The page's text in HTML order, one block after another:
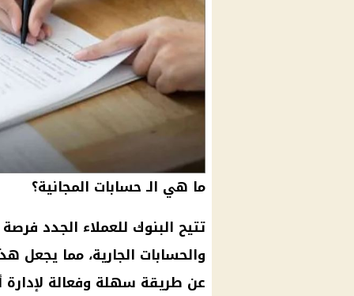
ما هي الـ حسابات المجانية؟
تتيح البنوك للعملاء الجدد
والحسابات الجارية، مما يجعل
عن طريقة سهلة وفعالة